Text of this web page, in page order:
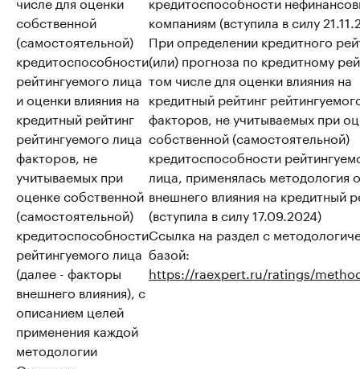
собственной
(самостоятельной)
кредитоспособности
рейтингуемого лица
и оценки влияния на
кредитный рейтинг
рейтингуемого лица
факторов, не
учитываемых при
оценке собственной
(самостоятельной)
кредитоспособности
рейтингуемого лица
(далее - факторы
внешнего влияния), с
описанием целей
применения каждой
методологии
компаниям (вступила в силу
При определении кредитного
(или) прогноза по кредитному
том числе для оценки влияния на
кредитный рейтинг
факторов, не учитываемых при
собственной (самостоятельной)
кредитоспособности
лица, применялась методология
внешнего влияния на кредитный
(вступила в силу 17.09.2024)
Ссылка на раздел с
базой:
https://raexpert.ru/ratings/